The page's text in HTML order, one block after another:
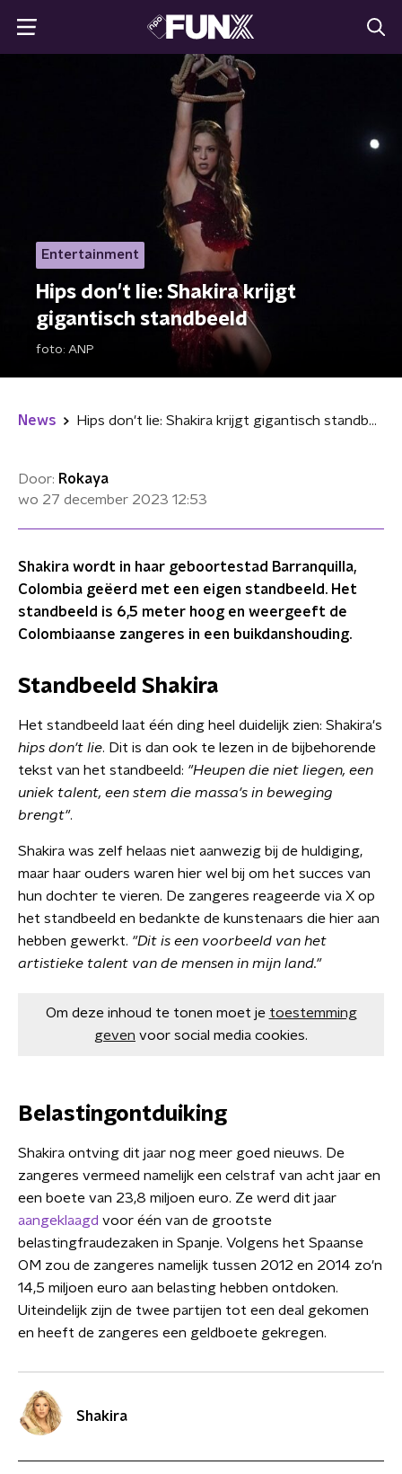
Entertainment
Hips don't lie: Shakira krijgt
gigantisch standbeeld
foto: ANP
News Hips don't lie: Shakira krijgt gigantisch standbeeld
Door: Rokaya
wo 27 december 2023 12:53
Shakira wordt in haar geboortestad Barranquilla,
Colombia geëerd met een eigen standbeeld. Het
standbeeld is 6,5 meter hoog en weergeeft de
Colombiaanse zangeres in een buikdanshouding.
Standbeeld Shakira
Het standbeeld laat één ding heel duidelijk zien: Shakira's
hips don't lie. Dit is dan ook te lezen in de bijbehorende
tekst van het standbeeld: "Heupen die niet liegen, een
uniek talent, een stem die massa's in beweging
brengt".
Shakira was zelf helaas niet aanwezig bij de huldiging,
maar haar ouders waren hier wel bij om het succes van
hun dochter te vieren. De zangeres reageerde via X op
het standbeeld en bedankte de kunstenaars die hier aan
hebben gewerkt. "Dit is een voorbeeld van het
artistieke talent van de mensen in mijn land."
Om deze inhoud te tonen moet je toestemming
geven voor social media cookies.
Belastingontduiking
Shakira ontving dit jaar nog meer goed nieuws. De
zangeres vermeed namelijk een celstraf van acht jaar en
een boete van 23,8 miljoen euro. Ze werd dit jaar
aangeklaagd voor één van de grootste
belastingfraudezaken in Spanje. Volgens het Spaanse
OM zou de zangeres namelijk tussen 2012 en 2014 zo'n
14,5 miljoen euro aan belasting hebben ontdoken.
Uiteindelijk zijn de twee partijen tot een deal gekomen
en heeft de zangeres een geldboete gekregen.
Shakira